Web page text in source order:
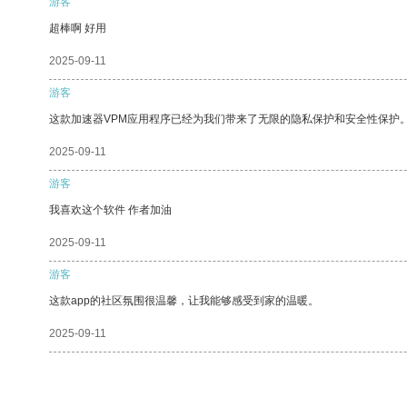
超棒啊 好用
2025-09-11
游客
这款加速器VPM应用程序已经为我们带来了无限的隐私保护和安全性保护
2025-09-11
游客
我喜欢这个软件 作者加油
2025-09-11
游客
这款app的社区氛围很温馨，让我能够感受到家的温暖。
2025-09-11